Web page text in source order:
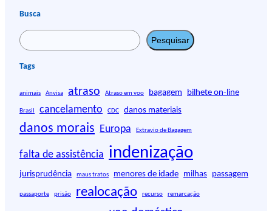
Busca
P
e
s
u
i
a
r
Pesquisar
Tags
animais Anvisa atraso Atraso em voo bagagem bilhete on-line
Brasil cancelamento CDC danos materiais
danos morais Europa Extravio de Bagagem
falta de assistência indenização
jurisprudência maus tratos menores de idade milhas passagem
passaporte prisão realocação recurso remarcação